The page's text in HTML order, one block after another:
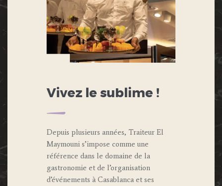
Vivez le sublime !
Depuis plusieurs années, Traiteur El
Maymouni s’impose comme une
référence dans le domaine de la
gastronomie et de l’organisation
d’événements à Casablanca et ses